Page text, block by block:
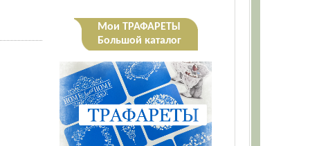
Мои ТРАФАРЕТЫ
Большой каталог